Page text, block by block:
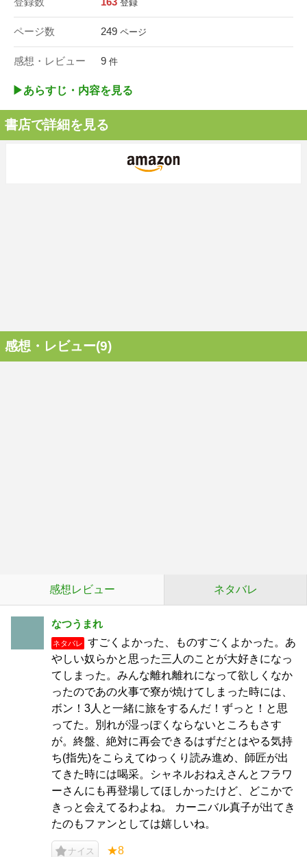
登録
ページ数 249 ページ
感想・レビュー 9 件
▶︎あらすじ・内容を見る
書店で詳細を見る
感想・レビュー(9)
感想レビュー ネタバレ
なつうまれ
ネタバレ
すごくよかった、ものすごくよかった。あ
やしい奴らかと思った三人のことが大好きになっ
てしまった。みんな離れ離れになって欲しくなか
ったのであの火事で寮が焼けてしまった時には、
ボン！3人と一緒に旅をするんだ！ずっと！と思
ってた。別れが湿っぽくならないところもさす
が。終盤、絶対に再会できるはずだとはやる気持
ち(指先)をこらえてゆっくり読み進め、師匠が出
てきた時には喝采。シャネルおねえさんとフラワ
ーさんにも再登場してほしかったけど、どこかで
きっと会えてるわよね。 カーニバル真子が出てき
たのもファンとしては嬉しいね。
ナイス ★8